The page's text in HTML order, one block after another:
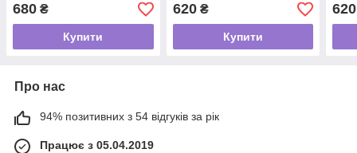
680 ₴
Купити
620₴
Купити
620
Про нас
94% позитивних з 54 відгуків за рік
Працює з 05.04.2019